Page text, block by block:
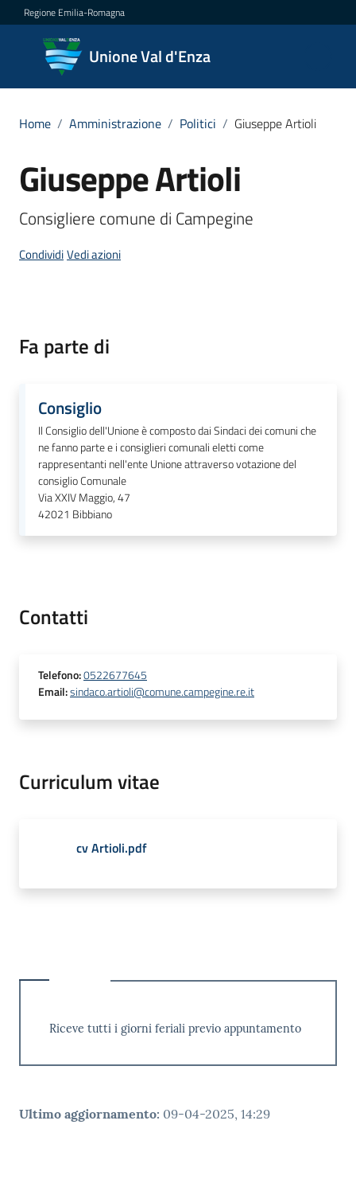
Vai al contenuto
Vai alla navigazione
Vai al footer
Regione Emilia-Romagna
Unione Val d'Enza
Unione
Val
Amministrazione
Menu selezionato
Novità
Servizi
Val
d'Enza
PNRR
Borghi
di
a
argomenti...
Home / Amministrazione / Politici / Giuseppe Artioli
Salta al contenuto
Giuseppe Artioli
Consigliere comune di Campegine
CondividiVedi azioni
Fa parte di
Consiglio
Il Consiglio dell'Unione è composto dai Sindaci dei comuni che
ne fanno parte e i consiglieri comunali eletti come
rappresentanti nell'ente Unione attraverso votazione del
consiglio Comunale
Via XXIV Maggio, 47
42021 Bibbiano
Contatti
Telefono:0522677645
Email:sindaco.artioli@comune.campegine.re.it
Curriculum vitae
cv Artioli.pdf
Riceve tutti i giorni feriali previo appuntamento
Ultimo aggiornamento: 09-04-2025, 14:29